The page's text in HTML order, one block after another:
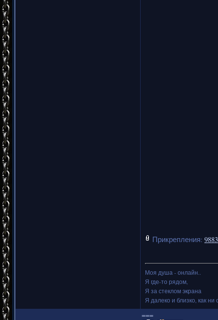
Прикрепления:
Моя душа - онлайн..
Я где-то рядом,
Я за стеклом экрана
Я далеко и близко, как ни
===